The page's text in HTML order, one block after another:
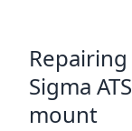
Sigma
mount